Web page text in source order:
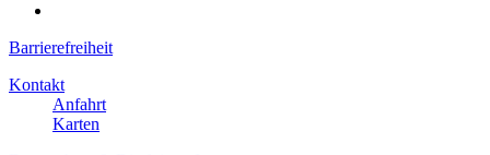
Barrierefreiheit
Kontakt
Anfahrt
Karten